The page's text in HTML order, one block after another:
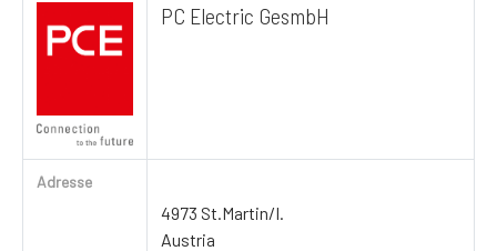
PC Electric GesmbH
Adresse
4973 St.Martin/I.
Austria